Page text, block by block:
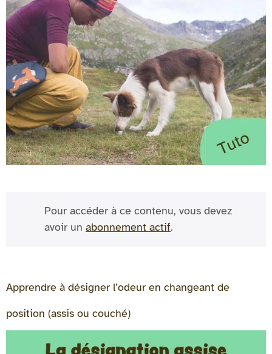
Pour accéder à ce contenu, vous devez
avoir un abonnement actif.
Apprendre à désigner l’odeur en changeant de
position (assis ou couché)